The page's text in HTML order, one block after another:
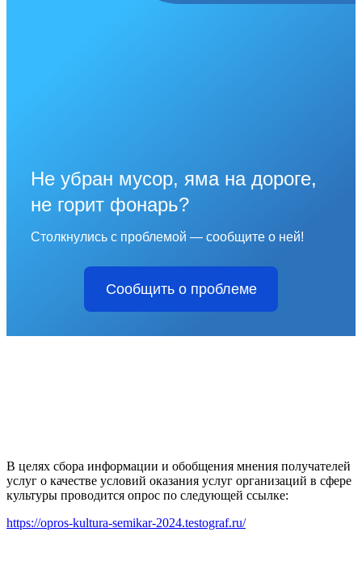
Не убран мусор, яма на дороге,
не горит фонарь?
Столкнулись с проблемой — сообщите о ней!
Сообщить о проблеме
В целях сбора информации и обобщения мнения получателей
услуг о качестве условий оказания услуг организаций в сфере
культуры проводится опрос по следующей ссылке:
https://opros-kultura-semikar-2024.testograf.ru/